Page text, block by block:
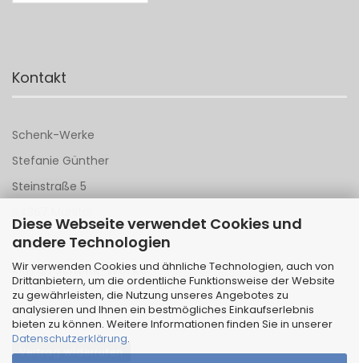
Diese Webseite verwendet Cookies und
andere Technologien
Wir verwenden Cookies und ähnliche Technologien, auch von
Drittanbietern, um die ordentliche Funktionsweise der Website
zu gewährleisten, die Nutzung unseres Angebotes zu
analysieren und Ihnen ein bestmögliches Einkaufserlebnis
bieten zu können. Weitere Informationen finden Sie in unserer
Datenschutzerklärung.
Kontakt
Schenk-Werke
Stefanie Günther
Steinstraße 5
Tel 06151 - 148 142
Mail anSchenk-Werke
Vertrag widerrufen